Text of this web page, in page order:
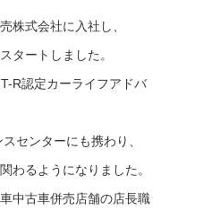
株式会社に入社し、
タートしました。
R認定カーライフアドバ
センターにも携わり、
わるようになりました。
中古車併売店舗の店長職